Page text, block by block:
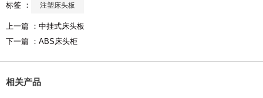
标签 ： 注塑床头板
上一篇 ： 中挂式床头板
下一篇 ： ABS床头柜
相关产品